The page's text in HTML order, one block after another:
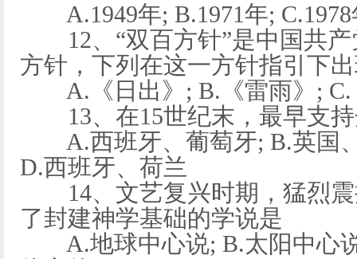
A.1949年; B.1971年; C.1978
12、“双百方针”是中国共产
方针，下列在这一方针指引下
A.《日出》; B.《雷雨》; C.
13、在15世纪末，最早支持
A.西班牙、葡萄牙; B.英国
D.西班牙、荷兰
14、文艺复兴时期，猛烈震
了封建神学基础的学说是
A.地球中心说; B.太阳中心